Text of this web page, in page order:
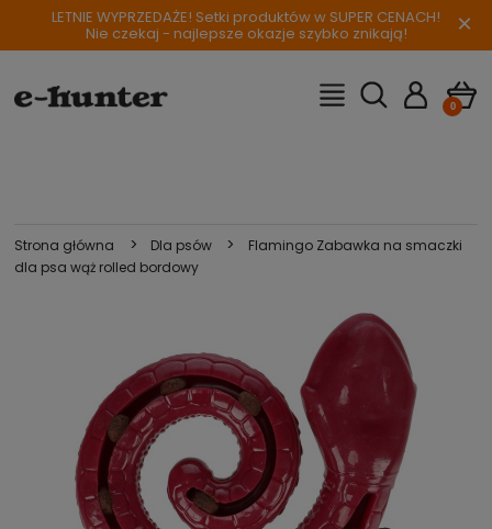
LETNIE WYPRZEDAŻE! Setki produktów w SUPER CENACH!
Nie czekaj - najlepsze okazje szybko znikają! ×
Strona główna > Dla psów >
Flamingo Zabawka na smaczki
dla psa wąż rolled bordowy